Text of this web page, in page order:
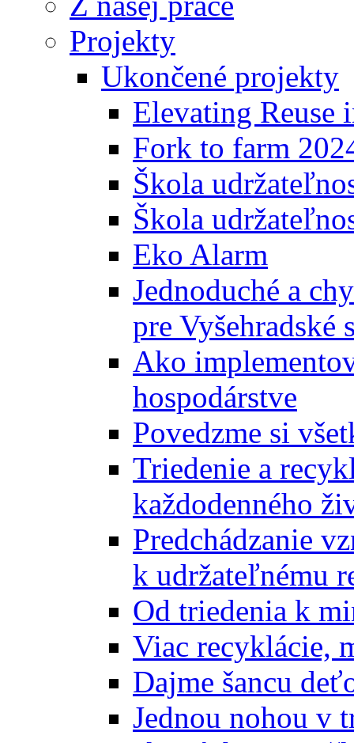
Projekty
Ukončené projekty
Elevating Reuse
Fork to farm
Škola
Škola
Eko Alarm
Jednoduché a
pre Vyšehradské
Ako
hospodárstve
Povedzme si
Triedenie a
každodenného
Predchádzanie
k udržateľnému
Od triedenia k
Viac recyklácie,
Dajme šancu
Jednou nohou v